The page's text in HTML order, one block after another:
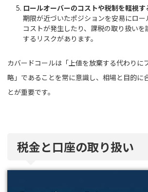
ロールオーバーのコストや税制を軽視す
期限が近づいたポジションを安易にロ
コストが発生したり、課税の取り扱い
するリスクがあります。
カバードコールは「上値を放棄する代わりに
略」であることを常に意識し、相場と目的に
とが重要です。
税金と口座の取り扱い